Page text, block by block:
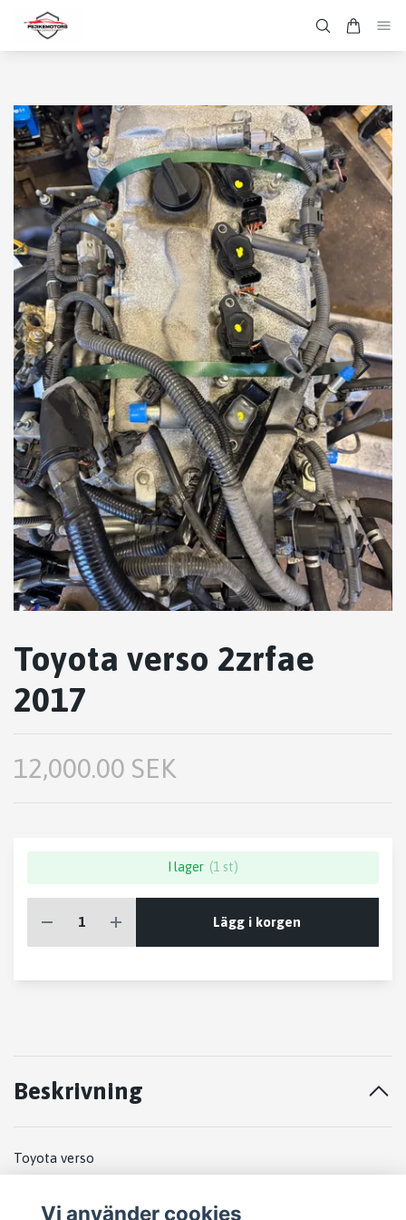
Toyota verso 2zrfae
2017
12,000.00 SEK
I lager (1 st)
Lägg i korgen
Beskrivning
Toyota verso
Vi använder cookies